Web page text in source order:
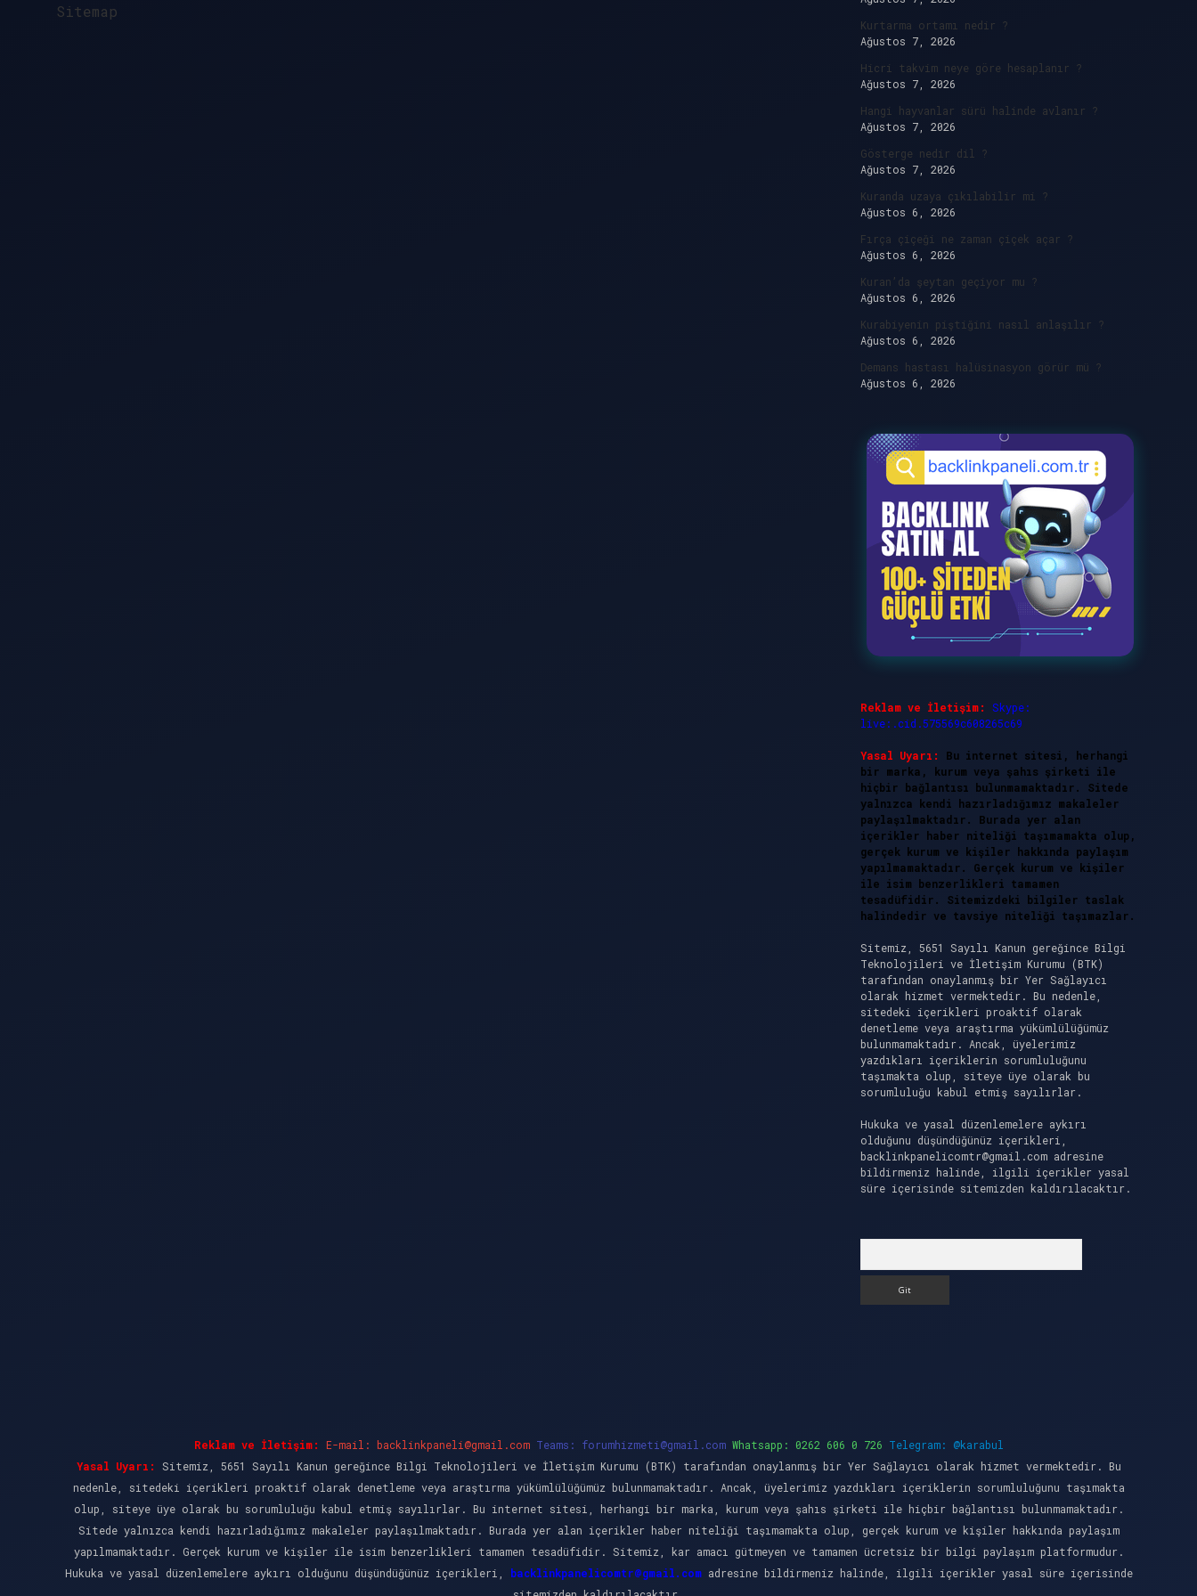
Sitemap
Kurtarma ortamı nedir ?
Ağustos 7, 2026
Hicri takvim neye göre hesaplanır ?
Ağustos 7, 2026
Hangi hayvanlar sürü halinde avlanır ?
Ağustos 7, 2026
Gösterge nedir dil ?
Ağustos 7, 2026
Kuranda uzaya çıkılabilir mi ?
Ağustos 6, 2026
Fırça çiçeği ne zaman çiçek açar ?
Ağustos 6, 2026
Kuran’da şeytan geçiyor mu ?
Ağustos 6, 2026
Kurabiyenin piştiğini nasıl anlaşılır ?
Ağustos 6, 2026
Demans hastası halüsinasyon görür mü ?
Ağustos 6, 2026
Reklam ve İletişim:
Skype:
live:.cid.575569c608265c69
Yasal Uyarı:
Bu internet sitesi, herhangi
bir marka, kurum veya şahıs şirketi ile
hiçbir bağlantısı bulunmamaktadır. Sitede
yalnızca kendi hazırladığımız makaleler
paylaşılmaktadır. Burada yer alan
içerikler haber niteliği taşımamakta olup,
gerçek kurum ve kişiler hakkında paylaşım
yapılmamaktadır. Gerçek kurum ve kişiler
ile isim benzerlikleri tamamen
tesadüfidir. Sitemizdeki bilgiler taslak
halindedir ve tavsiye niteliği taşımazlar.
Sitemiz, 5651 Sayılı Kanun gereğince Bilgi
Teknolojileri ve İletişim Kurumu (BTK)
tarafından onaylanmış bir Yer Sağlayıcı
olarak hizmet vermektedir. Bu nedenle,
sitedeki içerikleri proaktif olarak
denetleme veya araştırma yükümlülüğümüz
bulunmamaktadır. Ancak, üyelerimiz
yazdıkları içeriklerin sorumluluğunu
taşımakta olup, siteye üye olarak bu
sorumluluğu kabul etmiş sayılırlar.
Hukuka ve yasal düzenlemelere aykırı
olduğunu düşündüğünüz içerikleri,
backlinkpanelicomtr@gmail.comadresine
bildirmeniz halinde, ilgili içerikler yasal
süre içerisinde sitemizden kaldırılacaktır.
Reklam ve İletişim: E-mail: backlinkpaneli@gmail.com Teams: forumhizmeti@gmail.com Whatsapp: 0262 606 0 726 Telegram: @karabul
Yasal Uyarı:
Sitemiz, 5651 Sayılı Kanun gereğince Bilgi Teknolojileri ve İletişim Kurumu (BTK) tarafından onaylanmış bir Yer Sağlayıcı olarak hizmet vermektedir. Bu
nedenle, sitedeki içerikleri proaktif olarak denetleme veya araştırma yükümlülüğümüz bulunmamaktadır. Ancak, üyelerimiz yazdıkları içeriklerin sorumluluğunu taşımakta
olup, siteye üye olarak bu sorumluluğu kabul etmiş sayılırlar. Bu internet sitesi, herhangi bir marka, kurum veya şahıs şirketi ile hiçbir bağlantısı bulunmamaktadır.
Sitede yalnızca kendi hazırladığımız makaleler paylaşılmaktadır. Burada yer alan içerikler haber niteliği taşımamakta olup, gerçek kurum ve kişiler hakkında paylaşım
yapılmamaktadır. Gerçek kurum ve kişiler ile isim benzerlikleri tamamen tesadüfidir. Sitemiz, kar amacı gütmeyen ve tamamen ücretsiz bir bilgi paylaşım platformudur.
Hukuka ve yasal düzenlemelere aykırı olduğunu düşündüğünüz içerikleri, backlinkpanelicomtr@gmail.comadresine bildirmeniz halinde, ilgili içerikler yasal süre içerisinde